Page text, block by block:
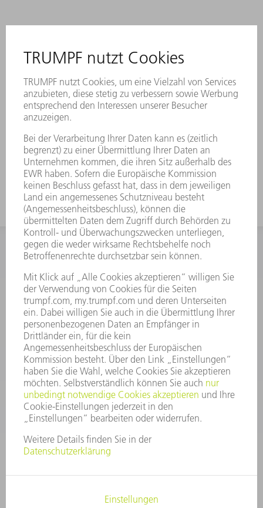
INFORMATION
Häufig gestellte Fragen
Allgemeine Geschäftsbedingungen
KONTAKT
After Sales
+43722160396550
Mo - Do: 08:00 -17:30 Uhr
Fr: 08:00 -16:30 Uhr
ersatzteile@at.trumpf.com